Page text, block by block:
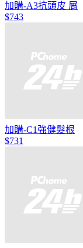
加購-A3抗頭皮 屑
$743
加購-C1強健髮根
$731